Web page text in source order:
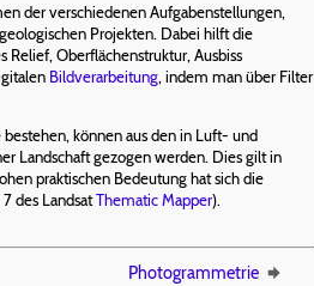
der verschiedenen Aufgabenstellungen,
Projekten. Dabei hilft die
Relief, Oberflächenstruktur, Ausbiss
Bildverarbeitung, indem man über Filter
können aus den in Luft- und
Landschaft gezogen werden. Dies gilt in
praktischen Bedeutung hat sich die
des LandsatThematic Mapper).
Photogrammetrie